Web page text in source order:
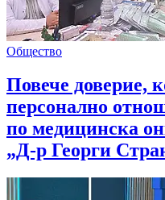
Общество
Повече доверие,
персонално
по медицинска
„Д-р Георги